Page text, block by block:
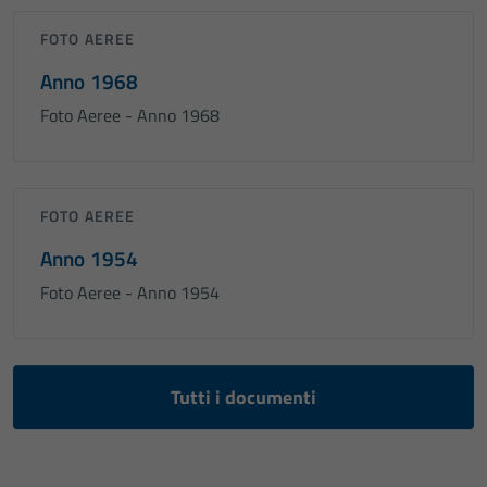
FOTO AEREE
Anno 1968
Foto Aeree - Anno 1968
FOTO AEREE
Anno 1954
Foto Aeree - Anno 1954
Tutti i documenti